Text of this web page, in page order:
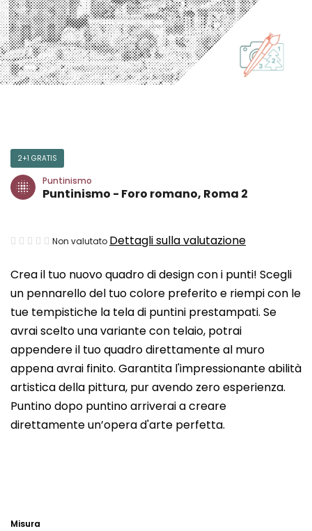
Crea il tuo nuovo quadro di design con i punti! Scegli
un pennarello del tuo colore preferito e riempi con le
tue tempistiche la tela di puntini prestampati. Se
avrai scelto una variante con telaio, potrai
appendere il tuo quadro direttamente al muro
appena avrai finito. Garantita l'impressionante abilità
artistica della pittura, pur avendo zero esperienza.
Puntino dopo puntino arriverai a creare
direttamente un’opera d'arte perfetta.
Misura
2+1 GRATIS
Puntinismo
Puntinismo - Foro romano, Roma 2
La
media
del
prodotto
è
0,0
su
5
stelle.
Non valutato Dettagli sulla valutazione